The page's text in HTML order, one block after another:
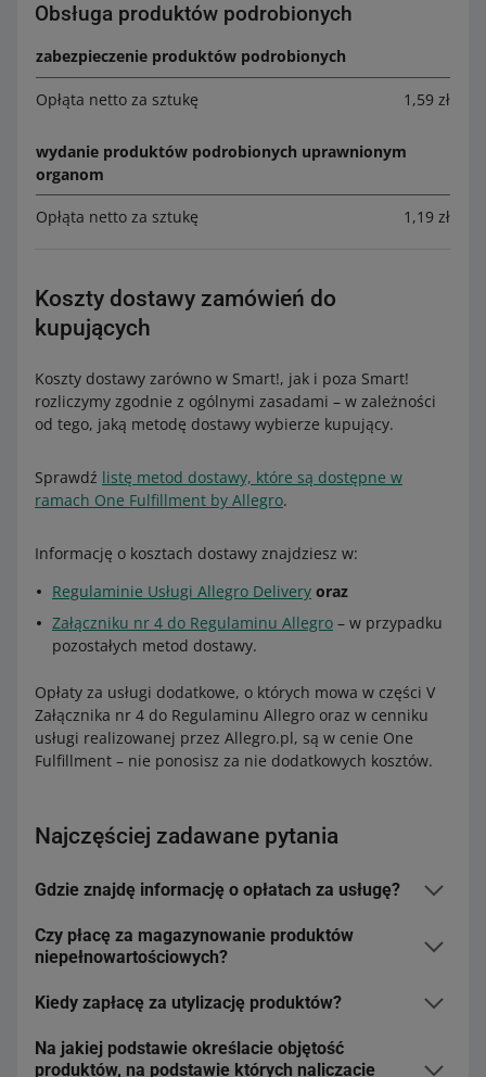
Obsługa produktów podrobionych
zabezpieczenie produktów podrobionych
Opłąta netto za sztukę 1,59 zł
wydanie produktów podrobionych uprawnionym
organom
Opłąta netto za sztukę 1,19 zł
Koszty dostawy zamówień do
kupujących
Koszty dostawy zarówno w Smart!, jak i poza Smart!
rozliczymy zgodnie z ogólnymi zasadami – w zależności
od tego, jaką metodę dostawy wybierze kupujący.
Sprawdź listę metod dostawy, które są dostępne w
ramach One Fulfillment by Allegro.
Informację o kosztach dostawy znajdziesz w:
Regulaminie Usługi Allegro Delivery oraz
Załączniku nr 4 do Regulaminu Allegro – w przypadku
pozostałych metod dostawy.
Opłaty za usługi dodatkowe, o których mowa w części V
Załącznika nr 4 do Regulaminu Allegro oraz w cenniku
usługi realizowanej przez Allegro.pl, są w cenie One
Fulfillment – nie ponosisz za nie dodatkowych kosztów.
Najczęściej zadawane pytania
Gdzie znajdę informację o opłatach za usługę?
Wszystkie informacje o opłatach za usługę, które
rozliczasz bezpośrednio z nami, znajdziesz w zakładce
Opłaty pokazujemy w ujęciu dziennym. Oznacza to, że
wszystkie opłaty tego samego typu z danego dnia
Czy płacę za magazynowanie produktów
niepełnowartościowych?
Nie. Wszystkie produkty niepełnowartościowe
odeślemy ich do Ciebie. Jeśli produkty te będą
uszkodzone na tyle, że nie będziemy w stanie ich odesłać
Kiedy zapłacę za utylizację produktów?
Za utylizację produktów zapłacisz, gdy zostały
Na jakiej podstawie określacie objętość
produktów, na podstawie których naliczacie